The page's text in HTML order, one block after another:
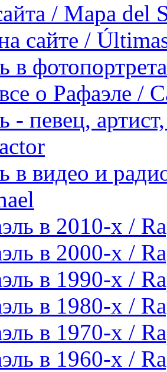
/ Mapa del
сайте /
в
о Рафаэле /
- певец,
в видео и
в 2010-х /
в 2000-х /
в 1990-х /
в 1980-х /
в 1970-х /
в 1960-х /